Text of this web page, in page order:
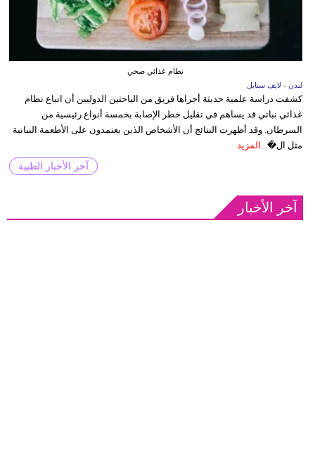
نظام غذائي صحي
لندن - لايف ستايل
كشفت دراسة علمية حديثة أجراها فريق من الباحثين الدوليين أن اتباع نظام
غذائي نباتي قد يساهم في تقليل خطر الإصابة بخمسة أنواع رئيسية من
السرطان. وقد أظهرت النتائج أن الأشخاص الذين يعتمدون على الأطعمة النباتية
مثل ال�...
المزيد
آخر الأخبار الطبية
آخر الأخبار